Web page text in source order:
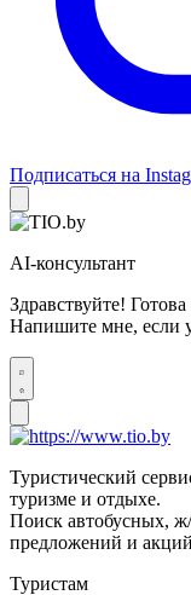
Подписаться на
AI-консультант
Здравствуйте!
Напишите мне, если
Туристический
туризме и отдыхе.
Поиск автобусных,
предложений и
Туристам